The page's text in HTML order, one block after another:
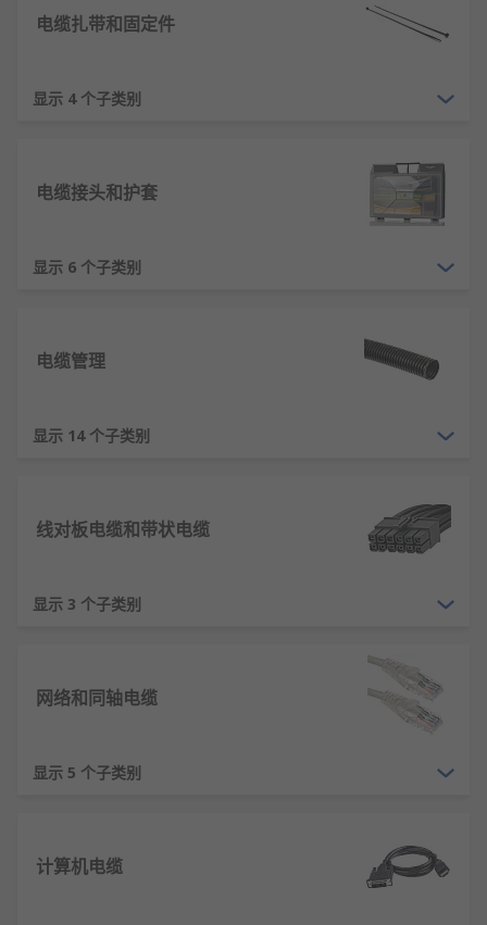
电缆扎带和固定件
显示 4 个子类别
电缆接头和护套
显示 6 个子类别
电缆管理
显示 14 个子类别
线对板电缆和带状电缆
显示 3 个子类别
网络和同轴电缆
显示 5 个子类别
计算机电缆